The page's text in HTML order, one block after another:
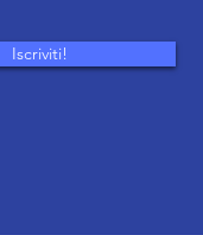
Iscriviti!